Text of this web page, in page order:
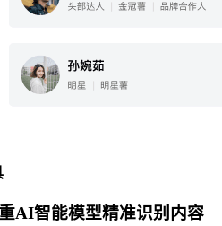
AI智能模型精准识别内容